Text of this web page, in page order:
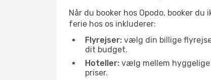
Når du booker hos Opodo, booker
ferie hos os inkluderer:
Flyrejser: vælg din billige
dit budget.
Hoteller: vælg mellem
priser.